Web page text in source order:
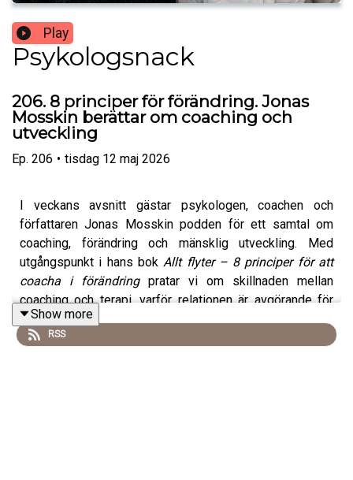
Play
Psykologsnack
206. 8 principer för förändring. Jonas
Mosskin berättar om coaching och
utveckling
Ep. 206 • tisdag 12 maj 2026
I veckans avsnitt gästar psykologen, coachen och
författaren Jonas Mosskin podden för ett samtal om
coaching, förändring och mänsklig utveckling. Med
utgångspunkt i hans bok Allt flyter – 8 principer för att
coacha i förändringpratar vi om skillnaden mellan
coaching och terapi, varför relationen är avgörande för
utveckling och hur vi skapar miljöer där människor kan
växa.
Show more
RSS